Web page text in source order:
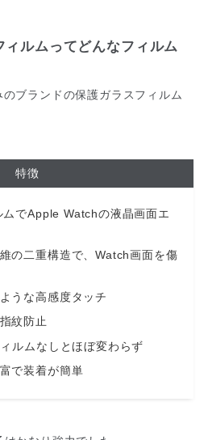
ルムってどんなフィルム
ブランドの保護ガラスフィルム
特徴
でApple Watchの液晶画面エ
の二重構造で、Watch画面を傷
うな高感度タッチ
紋防止
ルムなしとほぼ変わらず
で装着が簡単